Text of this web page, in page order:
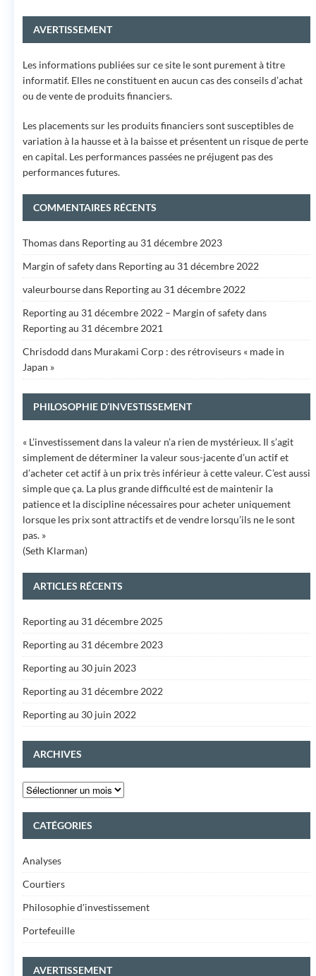
AVERTISSEMENT
Les informations publiées sur ce site le sont purement à titre
informatif. Elles ne constituent en aucun cas des conseils d’achat
ou de vente de produits financiers.
Les placements sur les produits financiers sont susceptibles de
variation à la hausse et à la baisse et présentent un risque de perte
en capital. Les performances passées ne préjugent pas des
performances futures.
COMMENTAIRES RÉCENTS
Thomasdans Reporting au 31 décembre 2023
Margin of safetydans Reporting au 31 décembre 2022
valeurboursedans Reporting au 31 décembre 2022
Reporting au 31 décembre 2022 – Margin of safetydans
Reporting au 31 décembre 2021
Chrisdodd dans Murakami Corp : des rétroviseurs « made in
Japan »
PHILOSOPHIE D’INVESTISSEMENT
« L’investissement dans la valeur n’a rien de mystérieux. Il s’agit
simplement de déterminer la valeur sous-jacente d’un actif et
d’acheter cet actif à un prix très inférieur à cette valeur. C’est aussi
simple que ça. La plus grande difficulté est de maintenir la
patience et la discipline nécessaires pour acheter uniquement
lorsque les prix sont attractifs et de vendre lorsqu’ils ne le sont
pas. »
(Seth Klarman)
ARTICLES RÉCENTS
Reporting au 31 décembre 2025
Reporting au 31 décembre 2023
Reporting au 30 juin 2023
Reporting au 31 décembre 2022
Reporting au 30 juin 2022
ARCHIVES
CATÉGORIES
Analyses
Courtiers
Philosophie d'investissement
Portefeuille
AVERTISSEMENT